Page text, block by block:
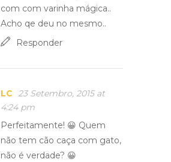
com com varinha mágica..
Acho qe deu no mesmo..
Responder
LC
23 Setembro, 2015 at
4:24 pm
Perfeitamente! 😀 Quem
não tem cão caça com gato,
não é verdade? 😀